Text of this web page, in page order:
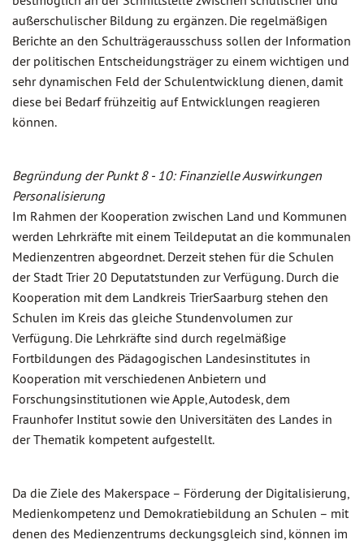
außerschulischer Bildung zu ergänzen. Die regelmäßigen
Berichte an den Schulträgerausschuss sollen der Information
der politischen Entscheidungsträger zu einem wichtigen und
sehr dynamischen Feld der Schulentwicklung dienen, damit
diese bei Bedarf frühzeitig auf Entwicklungen reagieren
können.
Begründung der Punkt 8 - 10: Finanzielle Auswirkungen
Personalisierung
Im Rahmen der Kooperation zwischen Land und Kommunen
werden Lehrkräfte mit einem Teildeputat an die kommunalen
Medienzentren abgeordnet. Derzeit stehen für die Schulen
der Stadt Trier 20 Deputatstunden zur Verfügung. Durch die
Kooperation mit dem Landkreis TrierSaarburg stehen den
Schulen im Kreis das gleiche Stundenvolumen zur
Verfügung. Die Lehrkräfte sind durch regelmäßige
Fortbildungen des Pädagogischen Landesinstitutes in
Kooperation mit verschiedenen Anbietern und
Forschungsinstitutionen wie Apple, Autodesk, dem
Fraunhofer Institut sowie den Universitäten des Landes in
der Thematik kompetent aufgestellt.
Da die Ziele des Makerspace – Förderung der Digitalisierung,
Medienkompetenz und Demokratiebildung an Schulen – mit
denen des Medienzentrums deckungsgleich sind, können im